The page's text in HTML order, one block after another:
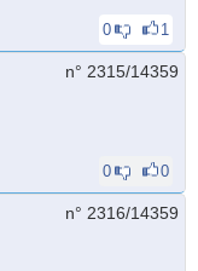
0 1
n° 2315/14359
0 0
n° 2316/14359